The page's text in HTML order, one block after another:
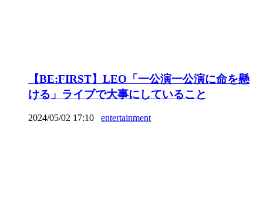
【BE:FIRST】LEO「一公演一公演に命を懸
ける」ライブで大事にしていること
2024/05/02 17:10 entertainment